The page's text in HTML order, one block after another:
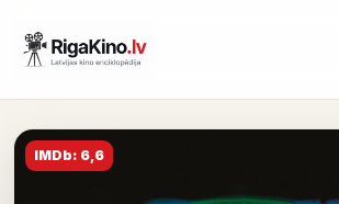
IMDb: 6,6